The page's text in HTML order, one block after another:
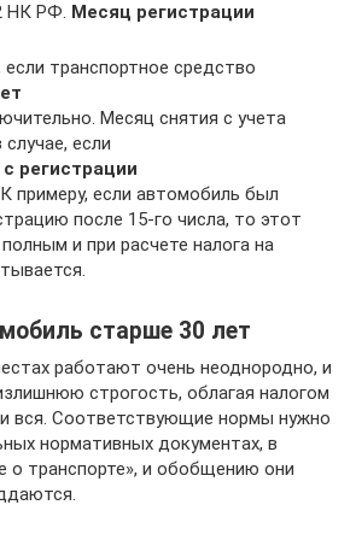
НК РФ. Месяц регистрации
транспортное средство
Месяц снятия с учета
если
регистрации
примеру, если автомобиль был
после 15-го числа, то этот
и при расчете налога на
старше 30 лет
работают очень неоднородно, и
строгость, облагая налогом
и вся. Соответствующие нормы нужно
нормативных документах, в
о транспорте», и обобщению они